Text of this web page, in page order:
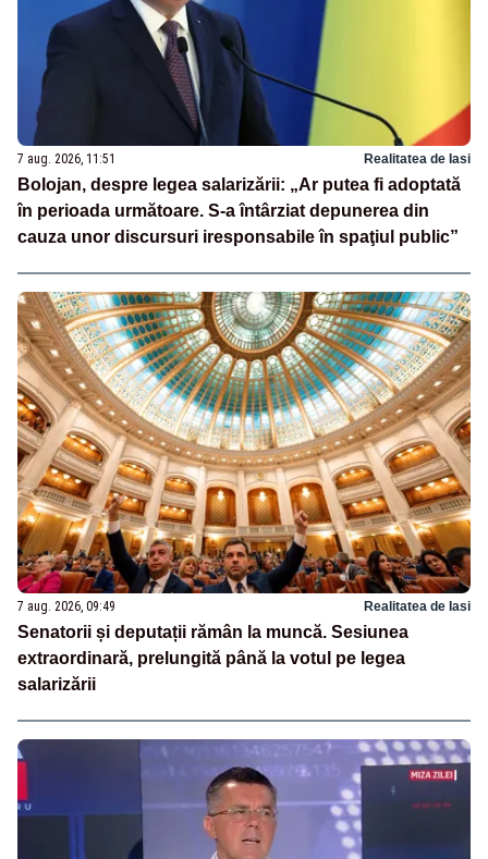
7 aug. 2026, 11:51 Realitatea de Iasi
Bolojan, despre legea salarizării: „Ar putea fi adoptată
în perioada următoare. S-a întârziat depunerea din
cauza unor discursuri iresponsabile în spaţiul public”
7 aug. 2026, 09:49 Realitatea de Iasi
Senatorii și deputații rămân la muncă. Sesiunea
extraordinară, prelungită până la votul pe legea
salarizării